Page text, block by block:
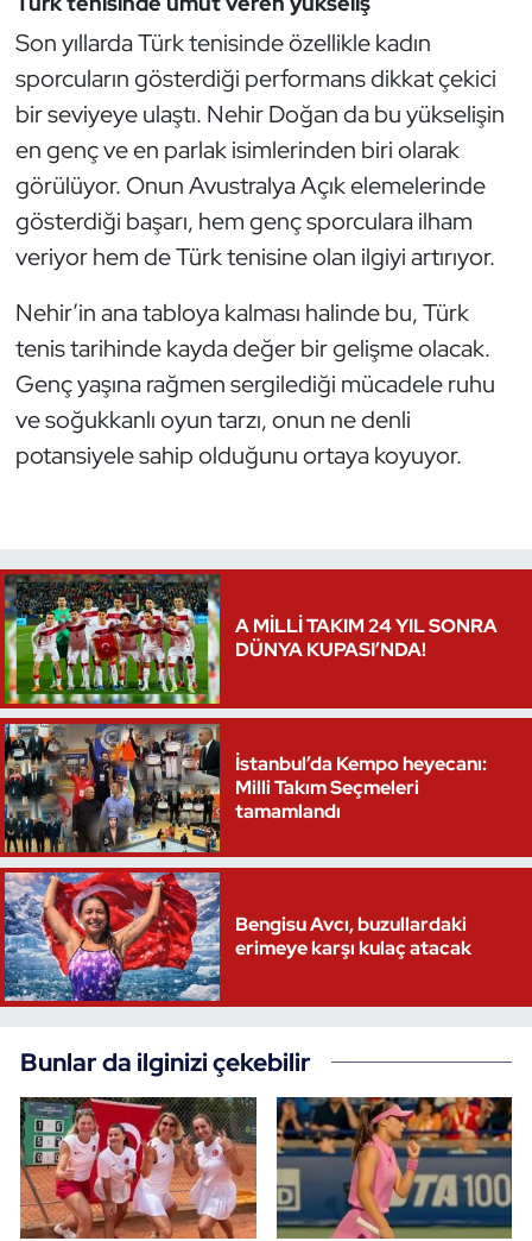
Son yıllarda Türk tenisinde özellikle kadın
sporcuların gösterdiği performans dikkat çekici
bir seviyeye ulaştı. Nehir Doğan da bu yükselişin
en genç ve en parlak isimlerinden biri olarak
görülüyor. Onun Avustralya Açık elemelerinde
gösterdiği başarı, hem genç sporculara ilham
veriyor hem de Türk tenisine olan ilgiyi artırıyor.
Nehir’in ana tabloya kalması halinde bu, Türk
tenis tarihinde kayda değer bir gelişme olacak.
Genç yaşına rağmen sergilediği mücadele ruhu
ve soğukkanlı oyun tarzı, onun ne denli
potansiyele sahip olduğunu ortaya koyuyor.
A MİLLİ TAKIM 24 YIL SONRA
DÜNYA KUPASI’NDA!
İstanbul’da Kempo heyecanı:
Milli Takım Seçmeleri
tamamlandı
Bengisu Avcı, buzullardaki
erimeye karşı kulaç atacak
Bunlar da ilginizi çekebilir